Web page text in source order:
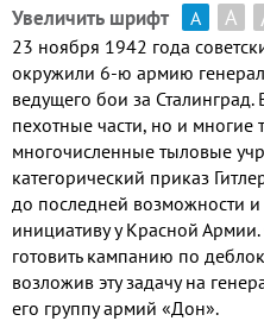
Увеличить шрифт А А
23 ноября 1942 года
окружили 6-ю армию генерал
ведущего бои за Сталинград.
пехотные части, но и многие
многочисленные тыловые
категорический приказ
до последней возможности и
инициативу у Красной Армии.
готовить кампанию по
возложив эту задачу на
его группу армий «Дон».